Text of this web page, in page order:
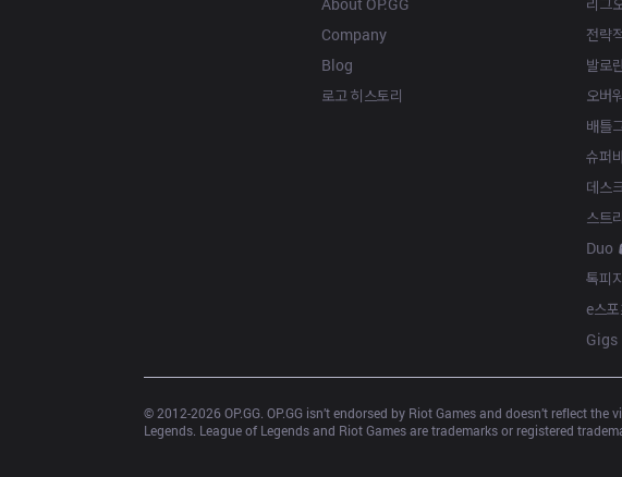
Company
Blog
로고 히스토리
전략
발로
오버
배틀
슈퍼
데스
스트
Duo
톡피
e스
Gigs
© 2012-2026 OP.GG. OP.GG isn’t endorsed by Riot Games and doesn’t reflect
Legends. League of Legends and Riot Games are trademarks or registered